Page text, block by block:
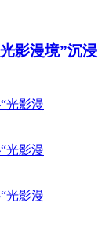
影漫境”沉浸